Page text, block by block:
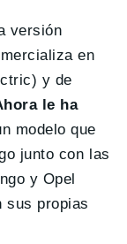
versión
en
y de
le ha
modelo que
junto con las
y Opel
sus propias